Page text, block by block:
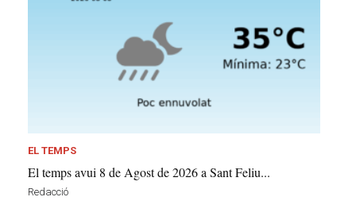
EL TEMPS
El temps avui 8 de Agost de 2026 a Sant Feliu...
Redacció